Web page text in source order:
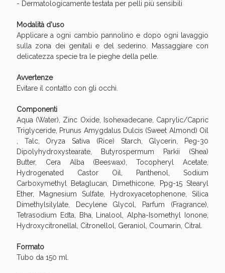
- Dermatologicamente testata per pelli più sensibili
Modalità d'uso
Applicare a ogni cambio pannolino e dopo ogni lavaggio
sulla zona dei genitali e del sederino. Massaggiare con
delicatezza specie tra le pieghe della pelle.
Avvertenze
Evitare il contatto con gli occhi.
Componenti
Aqua (Water), Zinc Oxide, Isohexadecane, Caprylic/Capric
Triglyceride, Prunus Amygdalus Dulcis (Sweet Almond) Oil
, Talc, Oryza Sativa (Rice) Starch, Glycerin, Peg-30
Dipolyhydroxystearate, Butyrospermum Parkii (Shea)
Butter, Cera Alba (Beeswax), Tocopheryl Acetate,
Hydrogenated Castor Oil, Panthenol, Sodium
Carboxymethyl Betaglucan, Dimethicone, Ppg-15 Stearyl
Ether, Magnesium Sulfate, Hydroxyacetophenone, Silica
Dimethylsilylate, Decylene Glycol, Parfum (Fragrance),
Tetrasodium Edta, Bha, Linalool, Alpha-Isomethyl Ionone,
Hydroxycitronellal, Citronellol, Geraniol, Coumarin, Citral.
Formato
Tubo da 150 ml.